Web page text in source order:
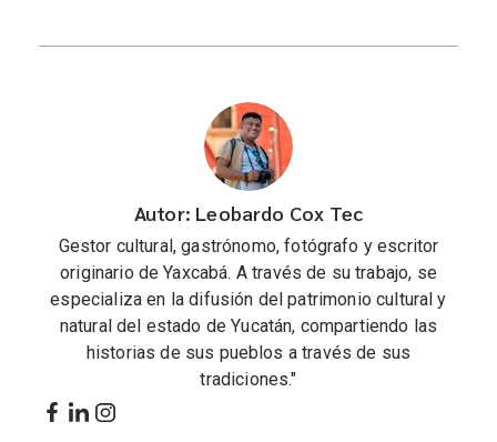
Autor: Leobardo Cox Tec
Gestor cultural, gastrónomo, fotógrafo y escritor
originario de Yaxcabá. A través de su trabajo, se
especializa en la difusión del patrimonio cultural y
natural del estado de Yucatán, compartiendo las
historias de sus pueblos a través de sus
tradiciones."